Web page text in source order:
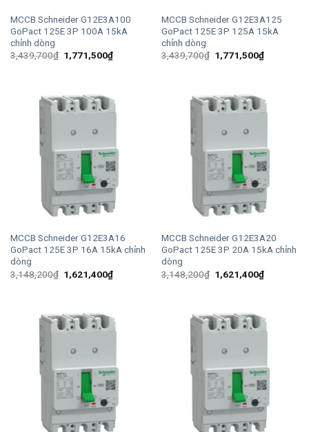
MCCB Schneider G12E3A100
GoPact 125E 3P 100A 15kA
chỉnh dòng
3,439,700₫ Giá
gốc
1,771,500₫Giá
hiện
MCCB Schneider G12E3A125
GoPact 125E 3P 125A 15kA
chỉnh dòng
3,439,700₫ Giá
gốc
1,771,500₫Giá
hiện
MCCB Schneider G12E3A16
GoPact 125E 3P 16A 15kA chỉnh
dòng
3,148,200₫ Giá
gốc
1,621,400₫Giá
hiện
MCCB Schneider G12E3A20
GoPact 125E 3P 20A 15kA chỉnh
dòng
3,148,200₫ Giá
gốc
1,621,400₫Giá
hiện